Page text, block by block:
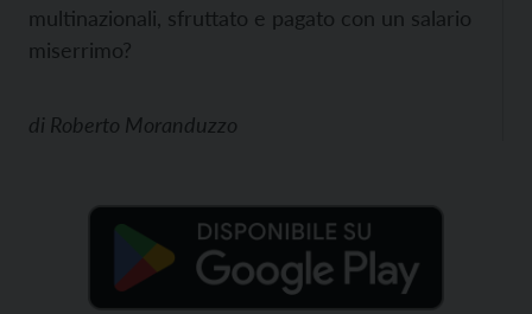
multinazionali, sfruttato e pagato con un salario
miserrimo?
di Roberto Moranduzzo